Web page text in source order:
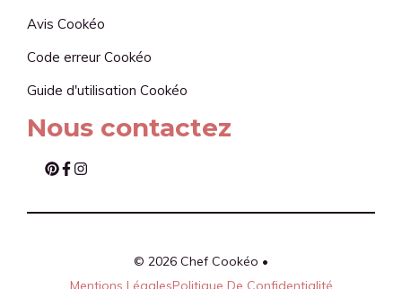
Avis Cookéo
Code erreur Cookéo
Guide d'utilisation Cookéo
Nous contactez
© 2026 Chef Cookéo •
Mentions LégalesPolitique De Confidentialité